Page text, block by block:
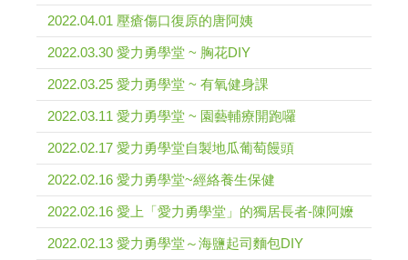
2022.04.01 壓瘡傷口復原的唐阿姨
2022.03.30 愛力勇學堂 ~ 胸花DIY
2022.03.25 愛力勇學堂 ~ 有氧健身課
2022.03.11 愛力勇學堂 ~ 園藝輔療開跑囉
2022.02.17 愛力勇學堂自製地瓜葡萄饅頭
2022.02.16 愛力勇學堂~經絡養生保健
2022.02.16 愛上「愛力勇學堂」的獨居長者-陳阿嬤
2022.02.13 愛力勇學堂～海鹽起司麵包DIY